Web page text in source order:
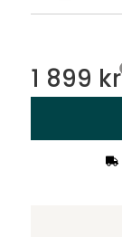
1 899 kr